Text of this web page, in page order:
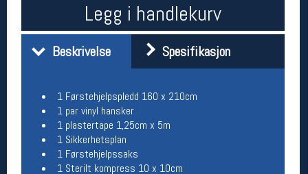
Legg i handlekurv
Beskrivelse Spesifikasjon
1 Førstehjelpspledd 160 x 210cm
1 par vinyl hansker
1 plastertape 1,25cm x 5m
1 Sikkerhetsplan
1 Førstehjelpssaks
1 Sterilt kompress 10 x 10cm
Her finner du oss
Oslo Sportslager
Telefon: 23 32 62 00
(telefontid man-fredag klokken 10-13)
Vis i kart
Om oss
Kontakt oss